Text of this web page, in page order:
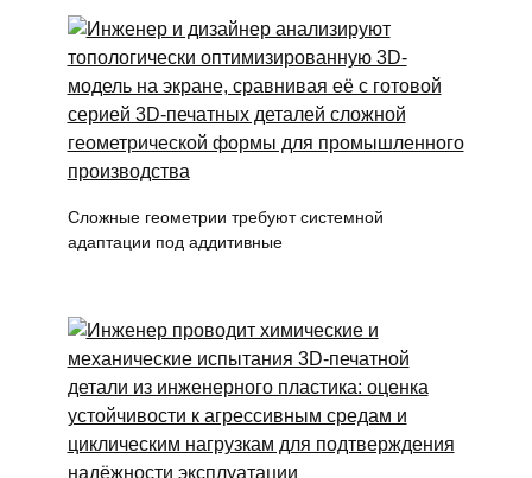
Сложные геометрии требуют системной
адаптации под аддитивные